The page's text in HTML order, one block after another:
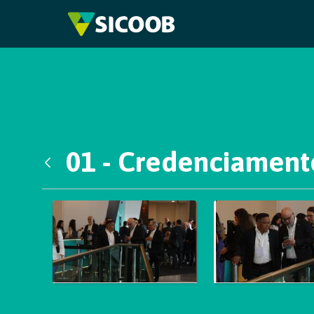
Pular para o Conteúdo principal
01 -
Galeria de Mídias